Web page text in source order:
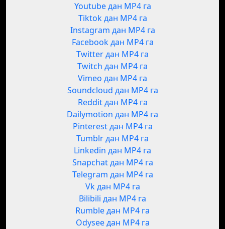
Youtube дан MP4 га
Tiktok дан MP4 га
Instagram дан MP4 га
Facebook дан MP4 га
Twitter дан MP4 га
Twitch дан MP4 га
Vimeo дан MP4 га
Soundcloud дан MP4 га
Reddit дан MP4 га
Dailymotion дан MP4 га
Pinterest дан MP4 га
Tumblr дан MP4 га
Linkedin дан MP4 га
Snapchat дан MP4 га
Telegram дан MP4 га
Vk дан MP4 га
Bilibili дан MP4 га
Rumble дан MP4 га
Odysee дан MP4 га